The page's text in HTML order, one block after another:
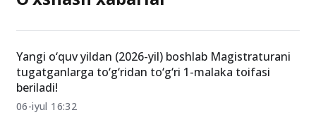
O‘xshash xabarlar
Yangi o‘quv yildan (2026-yil) boshlab Magistraturani